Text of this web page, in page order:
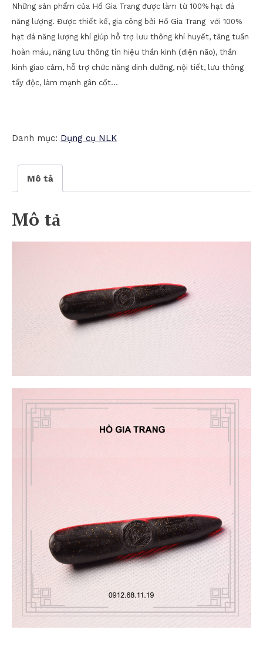
Những sản phẩm của Hồ Gia Trang được làm từ 100% hạt đá
năng lượng. Được thiết kế, gia công bởi Hồ Gia Trang với 100%
hạt đá năng lượng khí giúp hỗ trợ lưu thông khí huyết, tăng tuần
hoàn máu, nâng lưu thông tín hiệu thần kinh (điện não), thần
kinh giao cảm, hỗ trợ chức năng dinh dưỡng, nội tiết, lưu thông
tẩy độc, làm mạnh gân cốt…
Danh mục: Dụng cụ NLK
Mô tả
Mô tả